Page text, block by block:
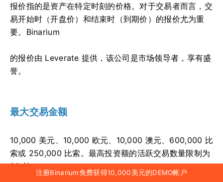
报价指的是资产在特定时刻的价格。对于交易者而言，交
易开始时（开盘价）和结束时（到期价）的报价尤为重
要。Binarium
的报价由 Leverate 提供，该公司是市场领导者，享有盛
誉。
最大交易金额
10,000 美元、10,000 欧元、10,000 澳元、600,000 比
索或 250,000 比索。最高投资额的活跃交易数量限制为
20 笔。
注册Binarium免费获得10,000美元的DEMO帐户